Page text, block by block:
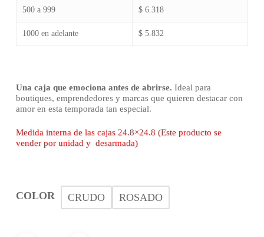
500 a 999 $ 6.318
1000 en adelante $ 5.832
Una caja que emociona antes de abrirse. Ideal para
boutiques, emprendedores y marcas que quieren destacar con
amor en esta temporada tan especial.
Medida interna de las cajas 24.8×24.8 (Este producto se
vender por unidad y desarmada)
COLOR CRUDO ROSADO